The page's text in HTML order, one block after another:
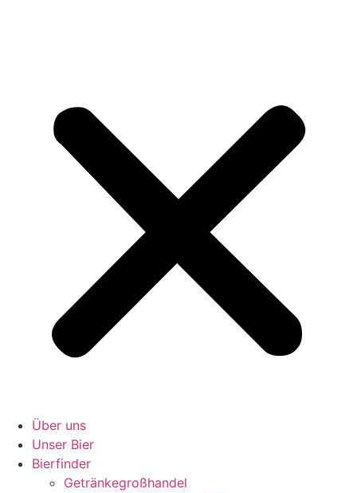
Über uns
Unser Bier
Bierfinder
Getränkegroßhandel